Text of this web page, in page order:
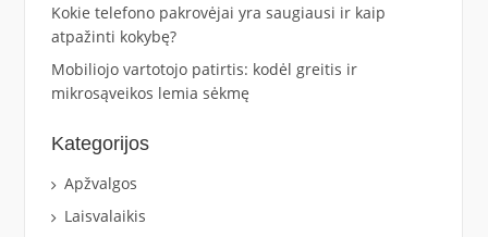
Kokie telefono pakrovėjai yra saugiausi ir kaip
atpažinti kokybę?
Mobiliojo vartotojo patirtis: kodėl greitis ir
mikrosąveikos lemia sėkmę
Kategorijos
Apžvalgos
Laisvalaikis